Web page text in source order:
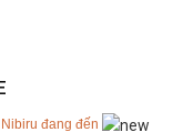
đang đến